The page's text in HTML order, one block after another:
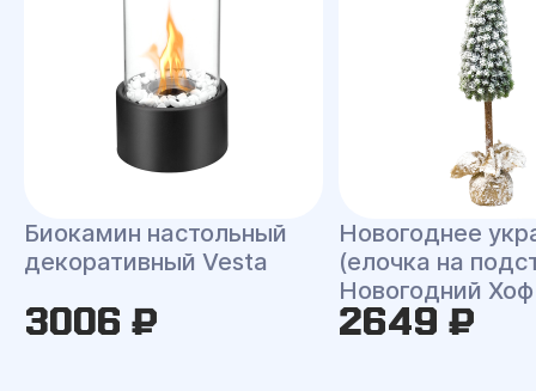
Биокамин настольный
декоративный Vesta
3006 ₽
Новогоднее
(елочка на
Новогодний Хоф
2649 ₽